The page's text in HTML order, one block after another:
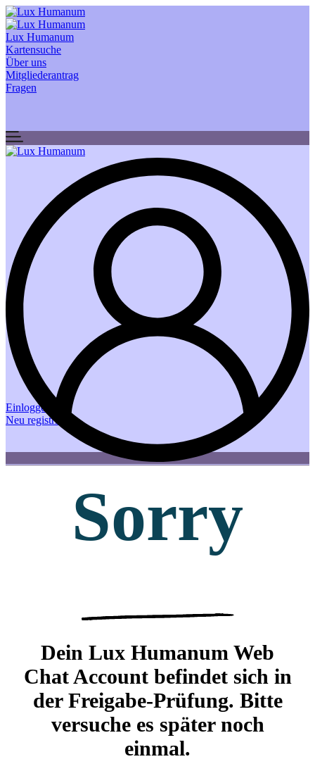
Lux Humanum
Kartensuche
Über uns
Mitgliederantrag
Fragen
Einloggen
Neu registrieren
Sorry
Dein Lux Humanum Web
Chat Account befindet sich in
der Freigabe-Prüfung. Bitte
versuche es später noch
einmal.